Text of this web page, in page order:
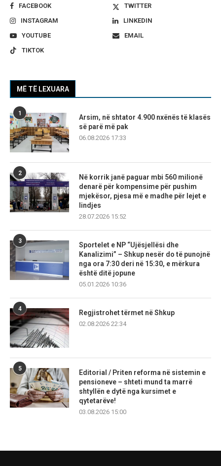
FACEBOOK
TWITTER
INSTAGRAM
LINKEDIN
YOUTUBE
EMAIL
TIKTOK
MË TË LEXUARA
1
Arsim, në shtator 4.900 nxënës të klasës
së parë më pak
06.08.2026 17:33
2
Në korrik janë paguar mbi 560 milionë
denarë për kompensime për pushim
mjekësor, pjesa më e madhe për lejet e
lindjes
28.07.2026 15:52
3
Sportelet e NP “Ujësjellësi dhe
Kanalizimi” – Shkup nesër do të punojnë
nga ora 7:30 deri në 15:30, e mërkura
është ditë jopune
05.01.2026 10:36
4
Regjistrohet tërmet në Shkup
02.08.2026 22:34
5
Editorial / Priten reforma në sistemin e
pensioneve – shteti mund ta marrë
shtyllën e dytë nga kursimet e
qytetarëve!
03.08.2026 15:00